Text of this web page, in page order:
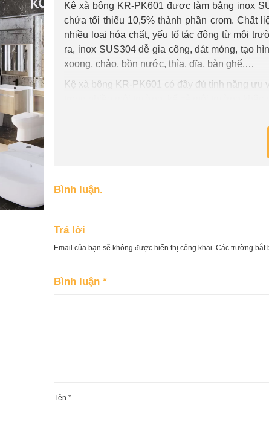
Kệ xà bông KR-PK601 được làm bằng inox
chứa tối thiểu 10,5% thành phần crom. Chất
nhiều loại hóa chất, yếu tố tác động từ môi
ra, inox SUS304 dễ gia công, dát mỏng, tạo
xoong, chảo, bồn nước, thìa, dĩa, bàn ghế,…
Kệ xà bông KR-PK601 có đầy đủ tính năng
Kệ xà bông KR-PK601 có vẻ ngoài bóng
Sản p hẩm phù hợp với mọi không gian
Bình luận.
Trả lời
Email của bạn sẽ không được hiển thị công khai. Các trường bắt
Bình luận*
Tên*